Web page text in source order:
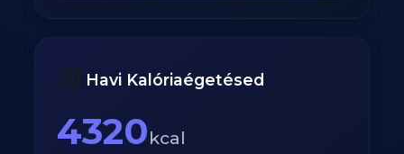
📆 Havi Kalóriaégetésed
4320kcal